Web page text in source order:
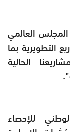
العالمي
التطويرية بما
الحالية
للإحصاء